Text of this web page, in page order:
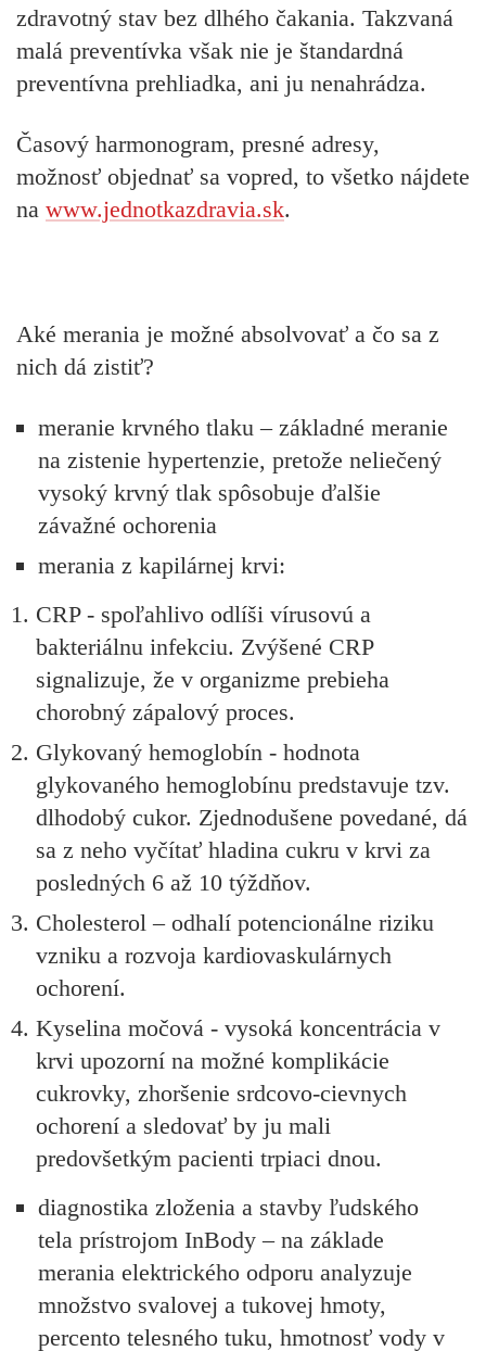
zdravotný stav bez dlhého čakania. Takzvaná
malá preventívka však nie je štandardná
preventívna prehliadka, ani ju nenahrádza.
Časový harmonogram, presné adresy,
možnosť objednať sa vopred, to všetko nájdete
na www.jednotkazdravia.sk.
Aké merania je možné absolvovať a čo sa z
nich dá zistiť?
meranie krvného tlaku – základné meranie
na zistenie hypertenzie, pretože neliečený
vysoký krvný tlak spôsobuje ďalšie
závažné ochorenia
merania z kapilárnej krvi:
CRP - spoľahlivo odlíši vírusovú a
bakteriálnu infekciu. Zvýšené CRP
signalizuje, že v organizme prebieha
chorobný zápalový proces.
Glykovaný hemoglobín - hodnota
glykovaného hemoglobínu predstavuje tzv.
dlhodobý cukor. Zjednodušene povedané, dá
sa z neho vyčítať hladina cukru v krvi za
posledných 6 až 10 týždňov.
Cholesterol – odhalí potencionálne riziku
vzniku a rozvoja kardiovaskulárnych
ochorení.
Kyselina močová - vysoká koncentrácia v
krvi upozorní na možné komplikácie
cukrovky, zhoršenie srdcovo-cievnych
ochorení a sledovať by ju mali
predovšetkým pacienti trpiaci dnou.
diagnostika zloženia a stavby ľudského
tela prístrojom InBody – na základe
merania elektrického odporu analyzuje
množstvo svalovej a tukovej hmoty,
percento telesného tuku, hmotnosť vody v